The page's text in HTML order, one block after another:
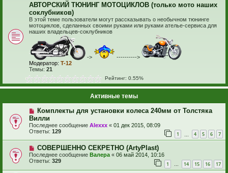
АВТОРСКИЙ ТЮНИНГ МОТОЦИКЛОВ (только мото наших
соклубников)
В этой теме пользователи могут рассказывать о необычном тюнинге
мотоциклов, сделанных своими руками или руками ателье-сервиса для
наших владельцев-соклубников
->
---------->
Модератор: T-12
Темы: 21
Рейтинг: 0.55%
Активные темы
Комплекты для установки колеса 240мм от Толстяка
Вилли
Последнее сообщение Alexxx « 01 дек 2015, 08:09
Ответы: 129 1 4 5 6 7
СОВЕРШЕННО СЕКРЕТНО (ArtyPlast)
Последнее сообщение Валера « 06 май 2014, 10:16
Ответы: 329 1 … 14 15 16 17